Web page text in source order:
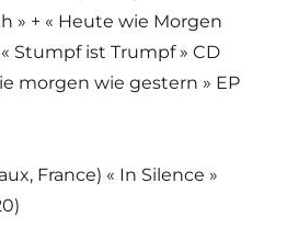
» + « Heute wie Morgen
Stumpf ist Trumpf » CD
morgen wie gestern » EP
France) « In Silence »